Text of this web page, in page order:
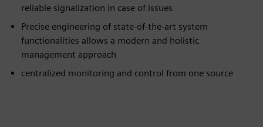
reliable signalization in case of issues
Precise engineering of state-of-the-art system
functionalities allows a modern and holistic
management approach
centralized monitoring and control from one source